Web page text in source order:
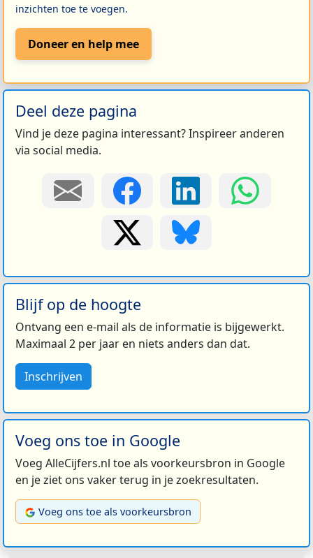
inzichten toe te voegen.
Doneer en help mee
Deel deze pagina
Vind je deze pagina interessant? Inspireer anderen
via social media.
Blijf op de hoogte
Ontvang een e-mail als de informatie is bijgewerkt.
Maximaal 2 per jaar en niets anders dan dat.
Inschrijven
Voeg ons toe in Google
Voeg AlleCijfers.nl toe als voorkeursbron in Google
en je ziet ons vaker terug in je zoekresultaten.
Voeg ons toe als voorkeursbron